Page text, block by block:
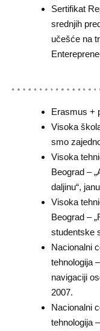
Sertifikat
srednjih
učešće na
Erasmus +
Visoka
smo
Visoka
Beograd –
daljinu“,
Visoka
Beograd –
studentske
Nacionalni
tehnologija
navigaciji
2007.
Nacionalni
tehnologija